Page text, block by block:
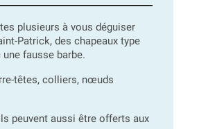
plusieurs à vous déguiser
Patrick, des chapeaux type
fausse barbe.
têtes, colliers, nœuds
peuvent aussi être offerts aux